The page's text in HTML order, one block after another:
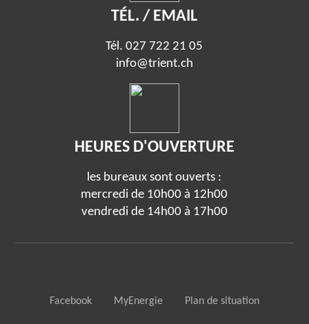
TÉL. / EMAIL
Tél.027 722 21 05
info@trient.ch
HEURES D'OUVERTURE
les bureaux sont ouverts :
mercredi de 10h00 à 12h00
vendredi de 14h00 à 17h00
Facebook MyEnergie Plan de situation